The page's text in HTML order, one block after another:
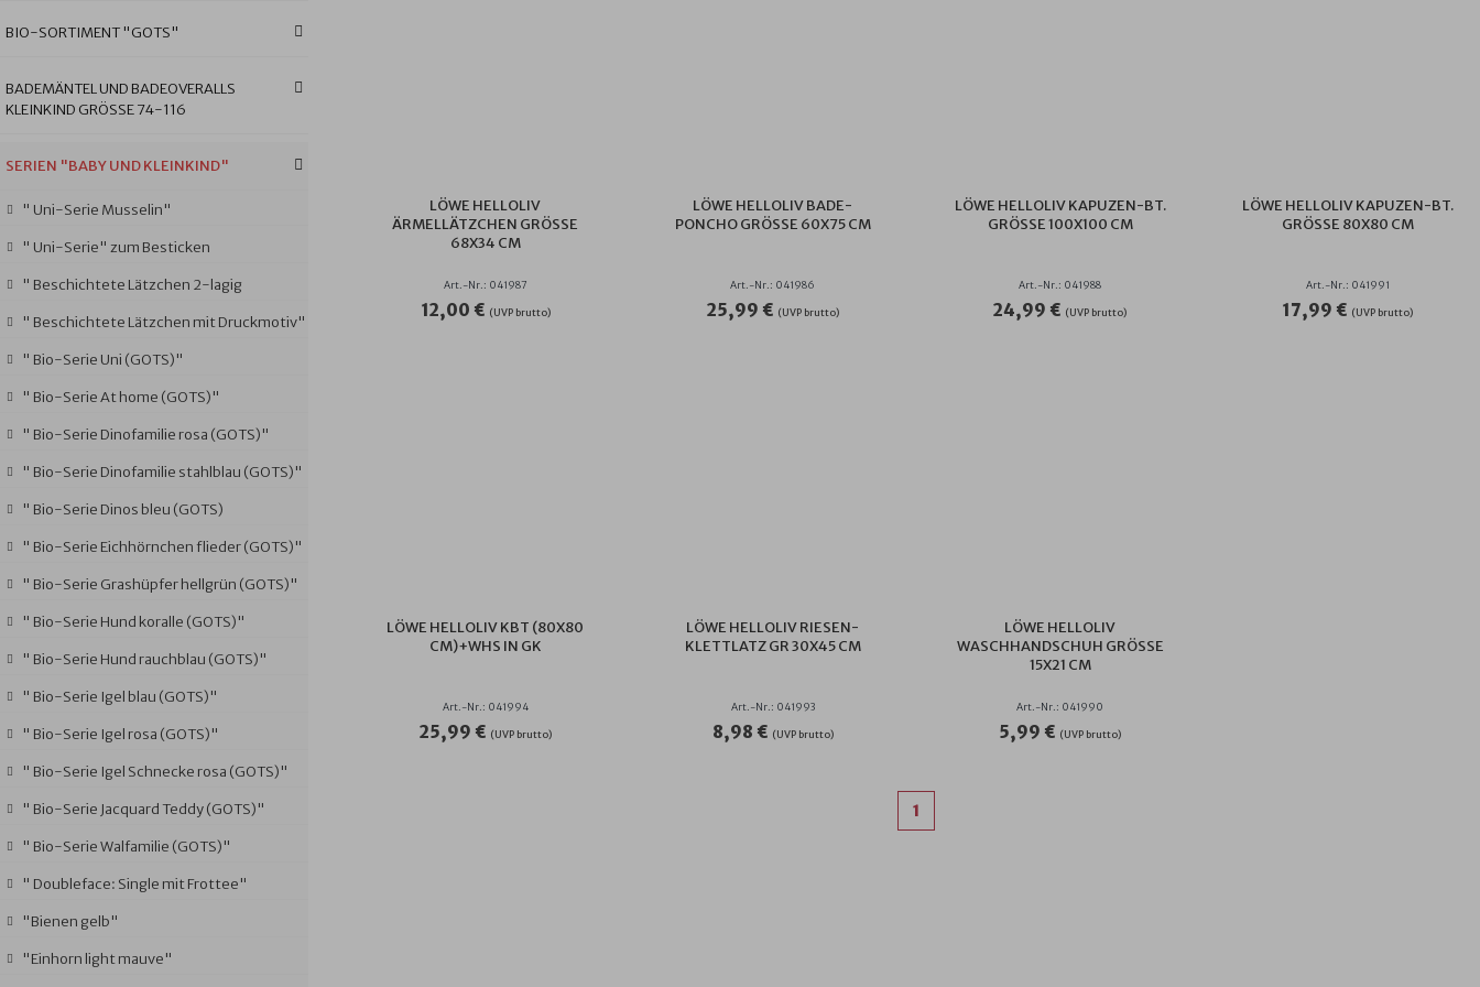
BIO-SORTIMENT "GOTS"
BADEMÄNTEL UND BADEOVERALLS
KLEINKIND GRÖSSE 74-116
SERIEN "BABY UND KLEINKIND"
" Uni-Serie Musselin"
" Uni-Serie" zum Besticken
" Beschichtete Lätzchen 2-lagig
" Beschichtete Lätzchen mit Druckmotiv"
" Bio-Serie Uni (GOTS)"
" Bio-Serie At home (GOTS)"
" Bio-Serie Dinofamilie rosa (GOTS)"
" Bio-Serie Dinofamilie stahlblau (GOTS)"
" Bio-Serie Dinos bleu (GOTS)
" Bio-Serie Eichhörnchen flieder (GOTS)"
" Bio-Serie Grashüpfer hellgrün (GOTS)"
" Bio-Serie Hund koralle (GOTS)"
" Bio-Serie Hund rauchblau (GOTS)"
" Bio-Serie Igel blau (GOTS)"
" Bio-Serie Igel rosa (GOTS)"
" Bio-Serie Igel Schnecke rosa (GOTS)"
" Bio-Serie Jacquard Teddy (GOTS)"
" Bio-Serie Walfamilie (GOTS)"
" Doubleface: Single mit Frottee"
"Bienen gelb"
"Einhorn light mauve"
LÖWE HELLOLIV
ÄRMELLÄTZCHEN GRÖSSE 6
8X34 CM
Art.-Nr.: 041987
12,00 € (UVP brutto)
LÖWE HELLOLIV BADE-
PONCHO GRÖSSE 60X75 CM
Art.-Nr.: 041986
25,99 € (UVP brutto)
LÖWE HELLOLIV KAPUZEN-BT.
GRÖSSE 100X100 CM
Art.-Nr.: 041988
24,99 € (UVP brutto)
LÖWE HELLOLIV KAPUZEN-BT.
GRÖSSE 80X80 CM
Art.-Nr.: 041991
17,99 € (UVP brutto)
LÖWE HELLOLIV KBT (80X80
CM)+WHS IN GK
Art.-Nr.: 041994
25,99 € (UVP brutto)
LÖWE HELLOLIV RIESEN-
KLETTLATZ GR 30X45 CM
Art.-Nr.: 041993
8,98 € (UVP brutto)
LÖWE HELLOLIV
WASCHHANDSCHUH GRÖSSE 1
5X21 CM
Art.-Nr.: 041990
5,99 € (UVP brutto)
1